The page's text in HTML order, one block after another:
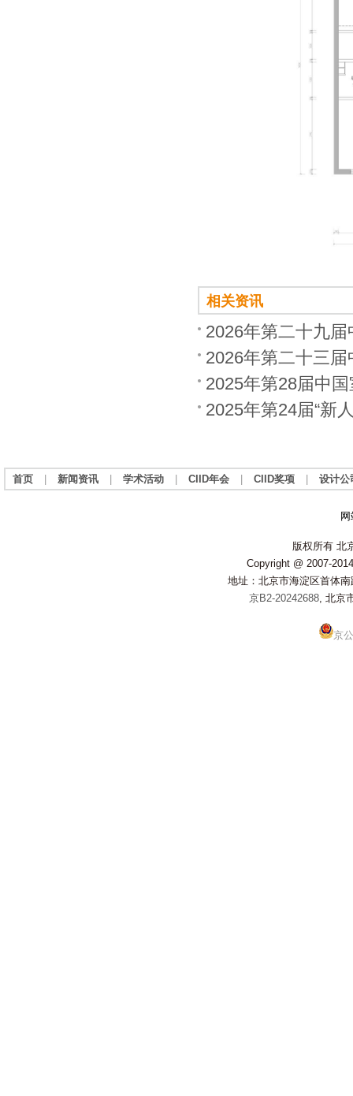
相关资讯
2026年第二十九
2026年第二十三
2025年第28届中
2025年第24届“新
首页 新闻资讯 学术活动 CIID年会 CIID奖项 设计公
版权所有 北
Copyright @ 2007-
地址：北京市海淀区首体
京B2-20242688, 北京
京